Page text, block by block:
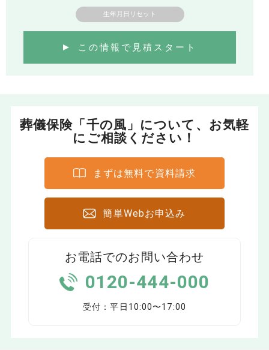
生年月日リセット
この情報で見積スタート
葬儀保険「千の風」について、お気軽
にご相談ください！
まずは無料で資料請求
簡単Webお申込み
お電話でのお問い合わせ
0120-444-000
受付：平日10:00〜17:00